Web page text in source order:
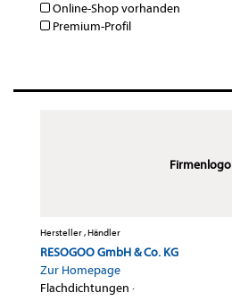
Online-Shop vorhanden
Premium-Profil
Firmenlogo
Hersteller , Händler
RESOGOO GmbH & Co. KG
Zur Homepage
Flachdichtungen ·